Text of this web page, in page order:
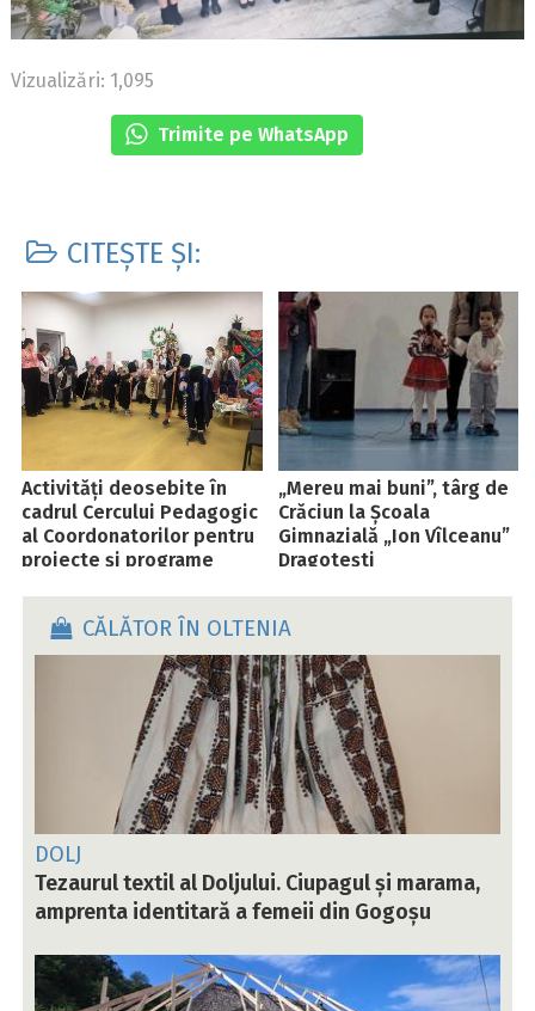
Vizualizări: 1,095
Trimite pe WhatsApp
CITEȘTE ȘI:
Activități deosebite în
cadrul Cercului Pedagogic
al Coordonatorilor pentru
proiecte și programe
„Mereu mai buni”, târg de
Crăciun la Școala
Gimnazială „Ion Vîlceanu”
Dragotești
CĂLĂTOR ÎN OLTENIA
DOLJ
Tezaurul textil al Doljului. Ciupagul și marama,
amprenta identitară a femeii din Gogoșu